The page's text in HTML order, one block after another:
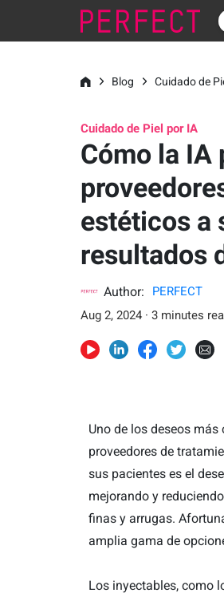
Blog Cuidado de
Cuidado de Piel por IA
Cómo la IA
estéticos a
resultados
Author:
PERFECT
Aug 2, 2024 · 3 minutes
Uno de los deseos
proveedores de
sus pacientes es el
mejorando y
finas y arrugas.
amplia gama de
Los inyectables, como